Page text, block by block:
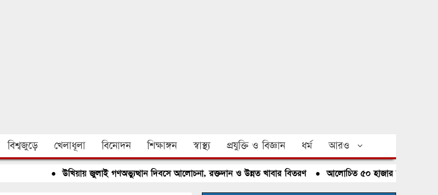
বিশ্বজুড়ে খেলাধূলা বিনোদন শিক্ষাঙ্গন স্বাস্থ্য প্রযুক্তি ও বিজ্ঞান ধর্ম আরও
উখিয়ায় জুলাই গণঅভ্যুত্থান দিবসে আলোচনা, রক্তদান ও উন্নত খাবার বিতরণ● আলোচিত ৫০ হাজার পিস ইয়াবা